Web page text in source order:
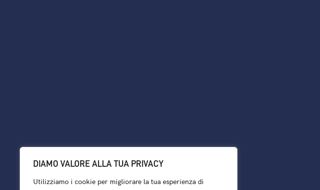
DIAMO VALORE ALLA TUA PRIVACY
Utilizziamo i cookie per migliorare la tua esperienza di